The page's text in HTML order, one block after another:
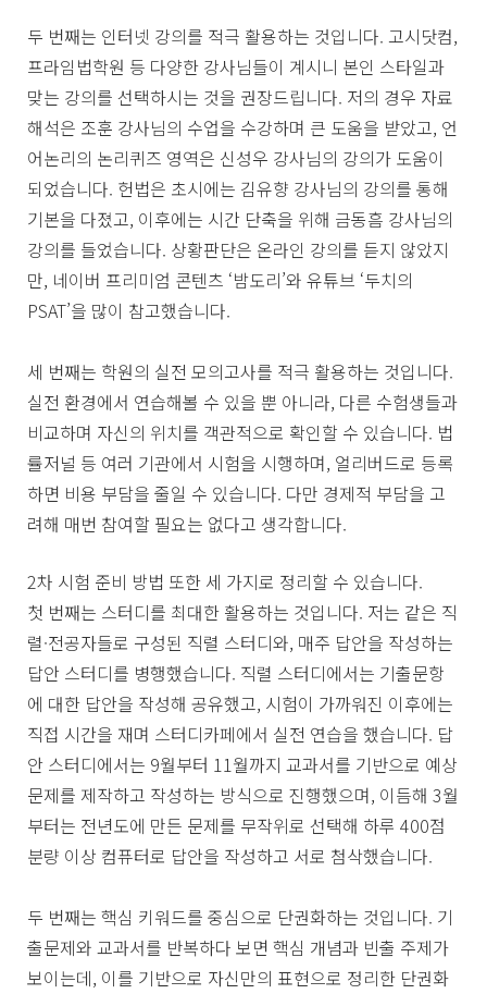
두 번째는 인터넷 강의를 적극 활용하는 것입니다. 고시닷컴,
프라임법학원 등 다양한 강사님들이 계시니 본인 스타일과
맞는 강의를 선택하시는 것을 권장드립니다. 저의 경우 자료
해석은 조훈 강사님의 수업을 수강하며 큰 도움을 받았고, 언
어논리의 논리퀴즈 영역은 신성우 강사님의 강의가 도움이
되었습니다. 헌법은 초시에는 김유향 강사님의 강의를 통해
기본을 다졌고, 이후에는 시간 단축을 위해 금동흠 강사님의
강의를 들었습니다. 상황판단은 온라인 강의를 듣지 않았지
만, 네이버 프리미엄 콘텐츠 ‘밤도리’와 유튜브 ‘두치의
PSAT’을 많이 참고했습니다.
세 번째는 학원의 실전 모의고사를 적극 활용하는 것입니다.
실전 환경에서 연습해볼 수 있을 뿐 아니라, 다른 수험생들과
비교하며 자신의 위치를 객관적으로 확인할 수 있습니다. 법
률저널 등 여러 기관에서 시험을 시행하며, 얼리버드로 등록
하면 비용 부담을 줄일 수 있습니다. 다만 경제적 부담을 고
려해 매번 참여할 필요는 없다고 생각합니다.
2차 시험 준비 방법 또한 세 가지로 정리할 수 있습니다.
첫 번째는 스터디를 최대한 활용하는 것입니다. 저는 같은 직
렬·전공자들로 구성된 직렬 스터디와, 매주 답안을 작성하는
답안 스터디를 병행했습니다. 직렬 스터디에서는 기출문항
에 대한 답안을 작성해 공유했고, 시험이 가까워진 이후에는
직접 시간을 재며 스터디카페에서 실전 연습을 했습니다. 답
안 스터디에서는 9월부터 11월까지 교과서를 기반으로 예상
문제를 제작하고 작성하는 방식으로 진행했으며, 이듬해 3월
부터는 전년도에 만든 문제를 무작위로 선택해 하루 400점
분량 이상 컴퓨터로 답안을 작성하고 서로 첨삭했습니다.
두 번째는 핵심 키워드를 중심으로 단권화하는 것입니다. 기
출문제와 교과서를 반복하다 보면 핵심 개념과 빈출 주제가
보이는데, 이를 기반으로 자신만의 표현으로 정리한 단권화